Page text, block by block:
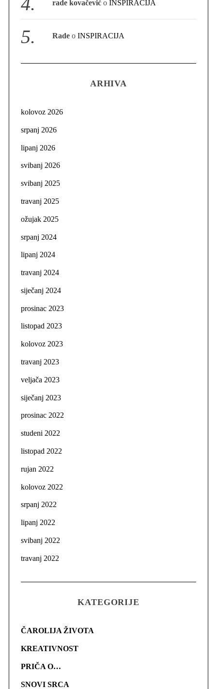
rade kovačević oINSPIRACIJA
Rade oINSPIRACIJA
ARHIVA
kolovoz 2026
srpanj 2026
lipanj 2026
svibanj 2026
svibanj 2025
travanj 2025
ožujak 2025
srpanj 2024
lipanj 2024
travanj 2024
siječanj 2024
prosinac 2023
listopad 2023
kolovoz 2023
travanj 2023
veljača 2023
siječanj 2023
prosinac 2022
studeni 2022
listopad 2022
rujan 2022
kolovoz 2022
srpanj 2022
lipanj 2022
svibanj 2022
travanj 2022
KATEGORIJE
ČAROLIJA ŽIVOTA
KREATIVNOST
PRIČA O…
SNOVI SRCA